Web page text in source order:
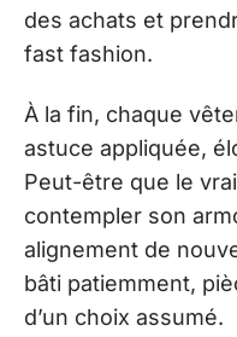
des achats et
fast fashion.
À la fin, chaque
astuce appliquée,
Peut-être que le
contempler son
alignement de
bâti patiemment,
d’un choix assumé.